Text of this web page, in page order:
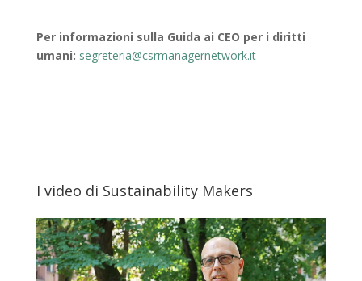
Per informazioni sulla Guida ai CEO per i diritti
umani: segreteria@csrmanagernetwork.it
I video di Sustainability Makers